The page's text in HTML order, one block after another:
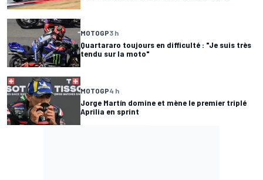
MOTOGP3 h
Quartararo toujours en difficulté : "Je suis très
tendu sur la moto"
MOTOGP4 h
Jorge Martín domine et mène le premier triplé
Aprilia en sprint